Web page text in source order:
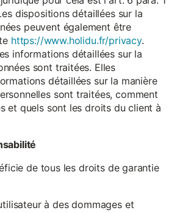
dispositions détaillées sur la
peuvent également être
https://www.holidu.fr/privacy.
informations détaillées sur la
sont traitées. Elles
détaillées sur la manière
sont traitées, comment
et quels sont les droits du client à
de tous les droits de garantie
à des dommages et